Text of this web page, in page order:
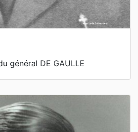
général DE GAULLE